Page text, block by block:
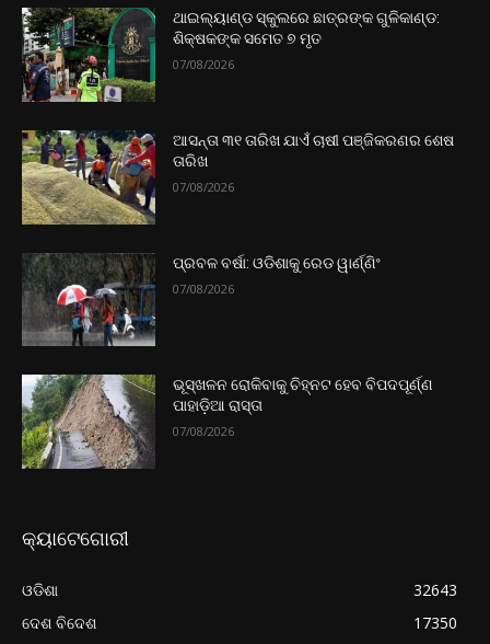
ଥାଇଲ୍ୟାଣ୍ଡ ସ୍କୁଲରେ ଛାତ୍ରଙ୍କ ଗୁଳିକାଣ୍ଡ:
ଶିକ୍ଷକଙ୍କ ସମେତ ୭ ମୃତ
07/08/2026
ଆସନ୍ତା ୩୧ ତାରିଖ ଯାଏଁ ଚାଷୀ ପଞ୍ଜିକରଣର ଶେଷ
ତାରିଖ
07/08/2026
ପ୍ରବଳ ବର୍ଷା: ଓଡିଶାକୁ ରେଡ ୱାର୍ଣ୍ଣିଂ
07/08/2026
ଭୂସ୍ଖଳନ ରୋକିବାକୁ ଚିହ୍ନଟ ହେବ ବିପଦପୂର୍ଣ୍ଣ
ପାହାଡ଼ିଆ ରାସ୍ତା
07/08/2026
କ୍ୟାଟେଗୋରୀ
ଓଡିଶା
32643
ଦେଶ ବିଦେଶ
17350